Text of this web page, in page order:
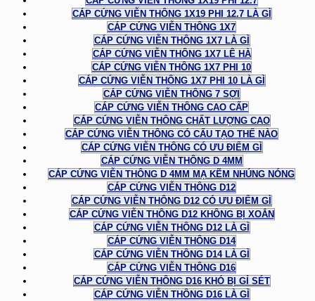
CÁP CỨNG VIỄN THÔNG 1X19 PHI 12.7 LÀ GÌ
CÁP CỨNG VIỄN THÔNG 1X7
CÁP CỨNG VIỄN THÔNG 1X7 LÀ GÌ
CÁP CỨNG VIỄN THÔNG 1X7 LÊ HÀ
CÁP CỨNG VIỄN THÔNG 1X7 PHI 10
CÁP CỨNG VIỄN THÔNG 1X7 PHI 10 LÀ GÌ
CÁP CỨNG VIỄN THÔNG 7 SỢI
CÁP CỨNG VIỄN THÔNG CAO CẤP
CÁP CỨNG VIỄN THÔNG CHẤT LƯỢNG CAO
CÁP CỨNG VIỄN THÔNG CÓ CẤU TẠO THẾ NÀO
CÁP CỨNG VIỄN THÔNG CÓ ƯU ĐIỂM GÌ
CÁP CỨNG VIỄN THÔNG D 4MM
CÁP CỨNG VIỄN THÔNG D 4MM MẠ KẼM NHÚNG NÓNG
CÁP CỨNG VIỄN THÔNG D12
CÁP CỨNG VIỄN THÔNG D12 CÓ ƯU ĐIỂM GÌ
CÁP CỨNG VIỄN THÔNG D12 KHÔNG BỊ XOẮN
CÁP CỨNG VIỄN THÔNG D12 LÀ GÌ
CÁP CỨNG VIỄN THÔNG D14
CÁP CỨNG VIỄN THÔNG D14 LÀ GÌ
CÁP CỨNG VIỄN THÔNG D16
CÁP CỨNG VIỄN THÔNG D16 KHÓ BỊ GỈ SÉT
CÁP CỨNG VIỄN THÔNG D16 LÀ GÌ